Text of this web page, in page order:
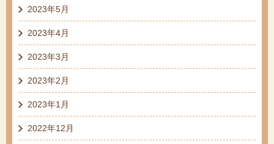
2023年5月
2023年4月
2023年3月
2023年2月
2023年1月
2022年12月